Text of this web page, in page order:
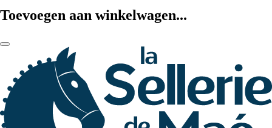
Toevoegen aan winkelwagen...